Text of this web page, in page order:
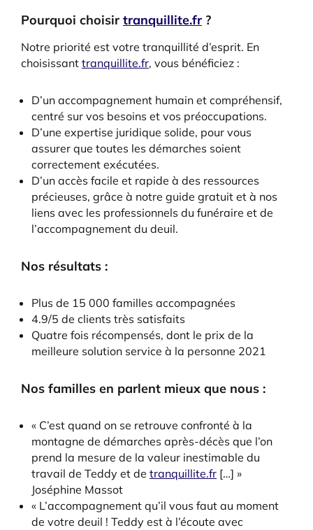
Pourquoi choisir tranquillite.fr ?
Notre priorité est votre tranquillité d’esprit. En
choisissant tranquillite.fr, vous bénéficiez :
D’un accompagnement humain et compréhensif,
centré sur vos besoins et vos préoccupations.
D’une expertise juridique solide, pour vous
assurer que toutes les démarches soient
correctement exécutées.
D’un accès facile et rapide à des ressources
précieuses, grâce à notre guide gratuit et à nos
liens avec les professionnels du funéraire et de
l’accompagnement du deuil.
Nos résultats :
Plus de 15 000 familles accompagnées
4.9/5 de clients très satisfaits
Quatre fois récompensés, dont le prix de la
meilleure solution service à la personne 2021
Nos familles en parlent mieux que nous :
« C’est quand on se retrouve confronté à la
montagne de démarches après-décès que l’on
prend la mesure de la valeur inestimable du
travail de Teddy et de tranquillite.fr […] »
Joséphine Massot
« L’accompagnement qu’il vous faut au moment
de votre deuil ! Teddy est à l’écoute avec